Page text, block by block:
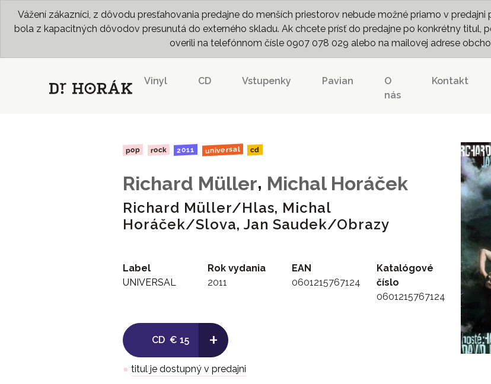
Vážení zákazníci, z dôvodu presťahovania predajne do menších priestorov nebude možné priamo v
bola z kapacitných dôvodov presunutá do externého skladu. Ak chcete prísť do predajne po konkrétny titul,
overili na telefónnom čísle 0907 078 029 alebo na mailovej adrese
Vinyl CD Vstupenky Pavian
O
nás
Kontakt
pop rock 2011 universal cd
Richard Müller, Michal Horáček
Richard Müller/Hlas, Michal
Horáček/Slova, Jan Saudek/Obrazy
Label
UNIVERSAL
Rok vydania
2011
EAN
0601215767124
Katalógové
číslo
0601215767124
CD € 15 +
● titul je dostupný v predajni